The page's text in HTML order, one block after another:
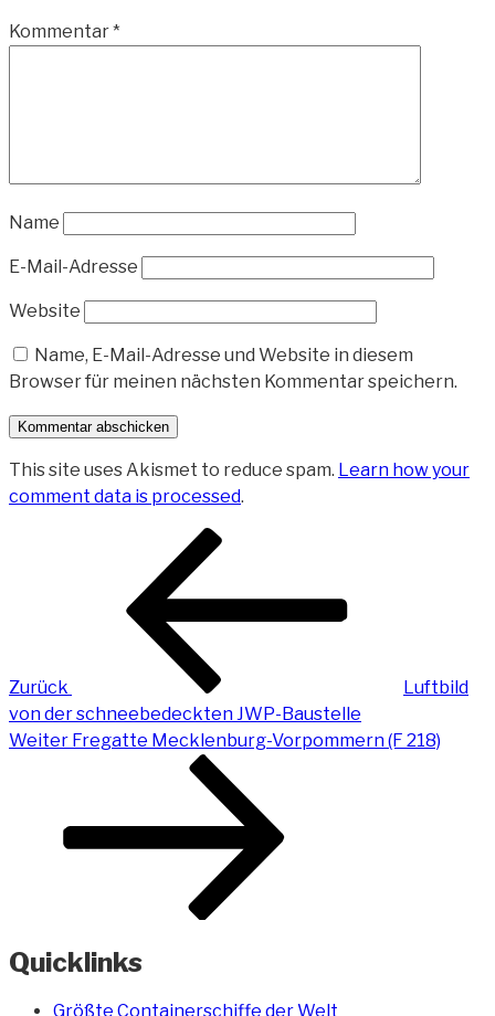
Kommentar*
Name
E-Mail-Adresse
Website
Name, E-Mail-Adresse und Website in diesem
Browser für meinen nächsten Kommentar speichern.
This site uses Akismet to reduce spam. Learn how your
comment data is processed.
Beitragsnavigation
Zurück
Luftbild
von der schneebedeckten JWP-Baustelle
Nächster
Weiter Fregatte Mecklenburg-Vorpommern (F 218)
Quicklinks
Größte Containerschiffe der Welt